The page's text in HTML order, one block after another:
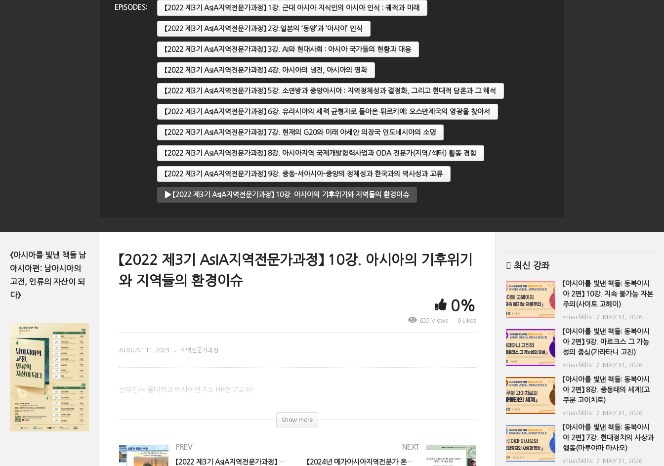
【2022 제3기 AsIA지역전문가
과정】 8강. 아시아지역 국제개발
협력사업과 ODA 전문가(지역/
【2022 제3기 AsIA지역전문가
과정】 9강. 중동-서아시아-중양
의 정체성과 한국과의 역사성과
교류
【2022 제3기 AsIA지역전문가
과정】 10강. 아시아의 기후위기
와 지역들의 환경이슈
EPISODES: 【2022 제3기 AsIA지역전문가과정】 1강. 근대 아시아 지식인의 아시아 인식 : 궤적과 미래
【2022 제3기 AsIA지역전문가과정】 2강.일본의 ‘동양’과 ‘아시아’ 인식
【2022 제3기 AsIA지역전문가과정】 3강. AI와 현대사회 : 아시아 국가들의 현황과 대응
【2022 제3기 AsIA지역전문가과정】 4강. 아시아의 냉전, 아시아의 평화
【2022 제3기 AsIA지역전문가과정】 5강. 소연방과 중앙아시아 : 지역정체성과 결정화, 그리고 현대적 담론과 그 해석
【2022 제3기 AsIA지역전문가과정】 6강. 유라시아의 세력 균형자로 돌아온 튀르키예: 오스만제국의 영광을 찾아서
【2022 제3기 AsIA지역전문가과정】 7강. 현재의 G20와 미래 아세안 의장국 인도네시아의 소명
【2022 제3기 AsIA지역전문가과정】 8강. 아시아지역 국제개발협력사업과 ODA 전문가(지역/섹터) 활동 경험
【2022 제3기 AsIA지역전문가과정】 9강. 중동-서아시아-중양의 정체성과 한국과의 역사성과 교류
【2022 제3기 AsIA지역전문가과정】 10강. 아시아의 기후위기와 지역들의 환경이슈
《아시아를 빛낸 책들 남
아시아편: 남아시아의
고전, 인류의 자산이 되
다》
【2022 제3기 AsIA지역전문가과정】 10강. 아시아의 기후위기
와 지역들의 환경이슈
0%
633 Views 0 Likes
AUGUST 11, 2023 지역전문가과정
심우진(서울대학교 아시아연구소 HK연구교수)
Show more
PREV
【2022 제3기 AsIA지역전문가과정】 9강. 중동-서아시아-중양의 정체성과 한국과의 역사성과 교류
NEXT
【2024년 메가아시아지역전문가 온라인 교육과정】 1강. 남아시아와 서아시아의 네트워크: 걸프 지역 남아시아 이주노동자의 기회와 도전
최신 강좌
【아시아를 빛낸 책들: 동북아시
아 2편】 10강. 지속 불가능 자본
주의(사이토 고헤이)
snuachklhc MAY 31, 2026
【아시아를 빛낸 책들: 동북아시
아 2편】 9강. 마르크스 그 가능
성의 중심(가라타니 고진)
snuachklhc MAY 31, 2026
【아시아를 빛낸 책들: 동북아시
아 2편】 8강. 중동태의 세계(고
쿠분 고이치로)
snuachklhc MAY 31, 2026
【아시아를 빛낸 책들: 동북아시
아 2편】 7강. 현대정치의 사상과
행동(마루야마 마사오)
snuachklhc MAY 31, 2026